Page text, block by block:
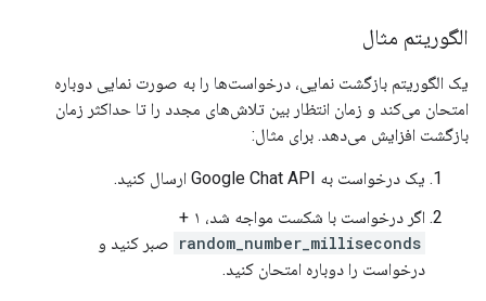
الگوریتم مثال
یک الگوریتم بازگشت نمایی، درخواست‌ها را به صورت نمایی دوباره
امتحان می‌کند و زمان انتظار بین تلاش‌های مجدد را تا حداکثر زمان
بازگشت افزایش می‌دهد. برای مثال:
یک درخواست به Google Chat API ارسال کنید.
اگر درخواست با شکست مواجه شد، ۱ +
random_number_milliseconds صبر کنید و
درخواست را دوباره امتحان کنید.